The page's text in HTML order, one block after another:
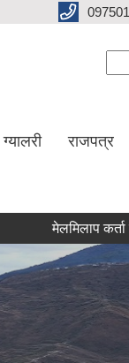
ग्यालरी राजपत्र
मेलमिलाप कर्ता सूचिकृत